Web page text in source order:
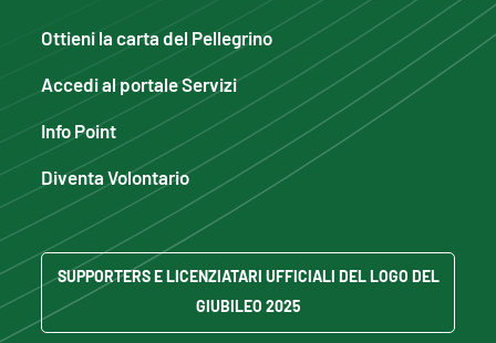
Ottieni la carta del Pellegrino
Accedi al portale Servizi
Info Point
Diventa Volontario
SUPPORTERS E LICENZIATARI UFFICIALI DEL LOGO DEL
GIUBILEO 2025